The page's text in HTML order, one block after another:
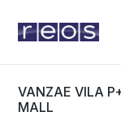
VANZAE VILA
MALL